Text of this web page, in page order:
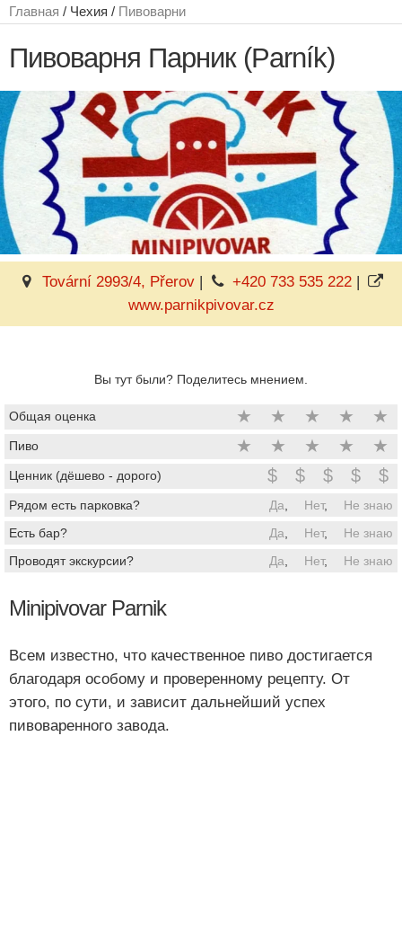
Главная / Чехия / Пивоварни
Пивоварня Парник (Parník)
Tovární 2993/4, Přerov| +420 733 535 222 |
www.parnikpivovar.cz
Вы тут были? Поделитесь мнением.
Общая оценка ★ ★ ★ ★ ★
Пиво ★ ★ ★ ★ ★
Ценник (дёшево - дорого) $ $ $ $ $
Рядом есть парковка? Да Нет,
Не знаю
Есть бар?
Да Нет,
Не знаю
Проводят экскурсии?
Да Нет, Не знаю
Minipivovar Parnik
Всем известно, что качественное пиво достигается
благодаря особому и проверенному рецепту. От
этого, по сути, и зависит дальнейший успех
пивоваренного завода.